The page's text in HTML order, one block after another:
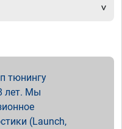
тюнингу
лет. Мы
(Launch,